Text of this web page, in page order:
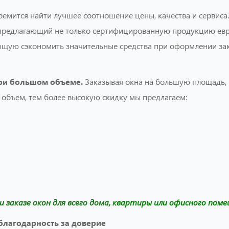
найти лучшее соотношение цены, качества и
не только сертифицированную продукцию
сэкономить значительные средства при оформлении
большом объеме.Заказывая окна на большую площадь,
тем более высокую скидку мы предлагаем:
заказе окон для всего дома, квартиры или офисного
за доверие